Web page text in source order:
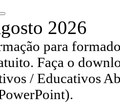
2026
para
Faça o
/ Educativos